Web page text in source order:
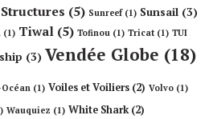
Structures (5) Sunreef(1) Sunsail (3)
(1) Tiwal (5) Tofinou (1) Tricat(1) TUI
(3) Vendée Globe (18)
(1) Voiles et Voiliers (2) Volvo (1)
Wauquiez (1) White Shark(2)